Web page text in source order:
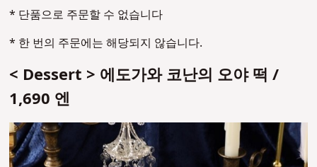
* 단품으로 주문할 수 없습니다
* 한 번의 주문에는 해당되지 않습니다.
< Dessert > 에도가와 코난의 오야 떡 /
1,690 엔